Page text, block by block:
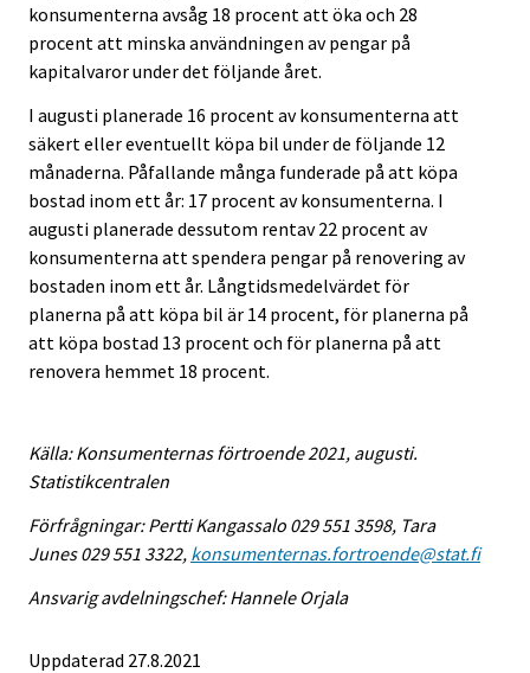
konsumenterna avsåg 18 procent att öka och 28
procent att minska användningen av pengar på
kapitalvaror under det följande året.
I augusti planerade 16 procent av konsumenterna att
säkert eller eventuellt köpa bil under de följande 12
månaderna. Påfallande många funderade på att köpa
bostad inom ett år: 17 procent av konsumenterna. I
augusti planerade dessutom rentav 22 procent av
konsumenterna att spendera pengar på renovering av
bostaden inom ett år. Långtidsmedelvärdet för
planerna på att köpa bil är 14 procent, för planerna på
att köpa bostad 13 procent och för planerna på att
renovera hemmet 18 procent.
Källa: Konsumenternas förtroende 2021, augusti.
Statistikcentralen
Förfrågningar: Pertti Kangassalo 029 551 3598, Tara
Junes 029 551 3322, konsumenternas.fortroende@stat.fi
Ansvarig avdelningschef: Hannele Orjala
Uppdaterad 27.8.2021